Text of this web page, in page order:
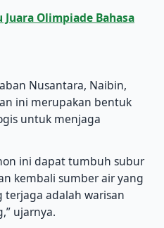
Juara Olimpiade Bahasa
Nusantara, Naibin,
ini merupakan bentuk
untuk menjaga
ini dapat tumbuh subur
kembali sumber air yang
adalah warisan
ujarnya.